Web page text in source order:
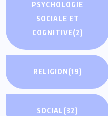
PSYCHOLOGIE
SOCIALE ET
COGNITIVE(2)
RELIGION(19)
SOCIAL(32)